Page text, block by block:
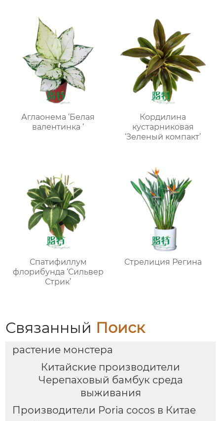
Аглаонема ‘Белая
валентинка ‘
Кордилина
кустарниковая
‘Зеленый компакт’
Спатифиллум
флорибунда ‘Сильвер
Стрик’
Стрелиция Регина
Связанный Поиск
растение монстера
Китайские производители
Черепаховый бамбук среда
выживания
Производители Poria cocos в Китае